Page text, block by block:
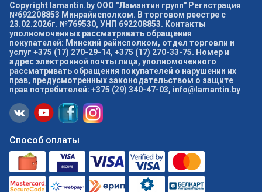
Copyright lamantin.by ООО "Ламантин групп" Регистрация
№692208853 Минрайисполком. В торговом реестре с
23.02.2026г. №769530, УНП 692208853. Контакты
уполномоченных рассматривать обращения
покупателей: Минский райисполком, отдел торговли и
услуг +375 (17) 270-29-14, +375 (17) 270-33-75. Номер и
адрес электронной почты лица, уполномоченного
рассматривать обращения покупателей о нарушении их
прав, предусмотренных законодательством о защите
прав потребителей: +375 (29) 340-47-03, info@lamantin.by
Способ оплаты